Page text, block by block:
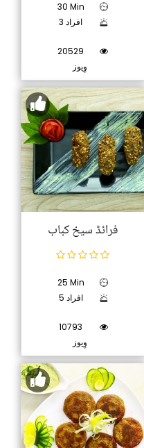
30 Min
3 افراد
20529
وِیوز
فرائڈ سیخ کباب
25 Min
5 افراد
10793
وِیوز